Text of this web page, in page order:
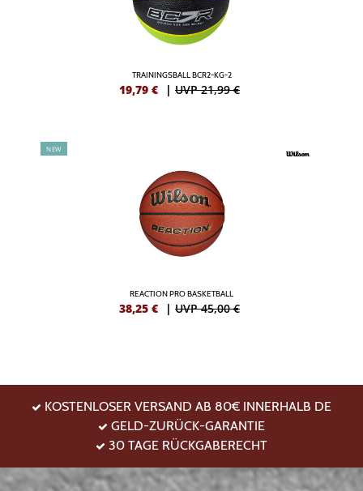
TRAININGSBALL BCR2-KG-2
19,79 € | UVP 21,99 €
NEW
REACTION PRO BASKETBALL
38,25 € | UVP 45,00 €
KOSTENLOSER VERSAND AB 80€ INNERHALB DE
GELD-ZURÜCK-GARANTIE
30 TAGE RÜCKGABERECHT